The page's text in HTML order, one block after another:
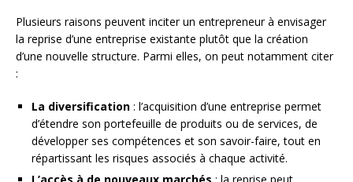
Plusieurs raisons peuvent inciter un entrepreneur à envisager
la reprise d’une entreprise existante plutôt que la création
d’une nouvelle structure. Parmi elles, on peut notamment citer
:
La diversification : l’acquisition d’une entreprise permet
d’étendre son portefeuille de produits ou de services, de
développer ses compétences et son savoir-faire, tout en
répartissant les risques associés à chaque activité.